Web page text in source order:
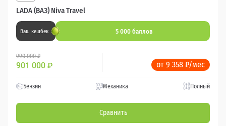
LADA (ВАЗ) Niva Travel
Ваш кешбек 5 000 баллов
990 000 ₽
901 000 ₽ от 9 358 ₽/мес
Бензин Механика Полный
Сравнить